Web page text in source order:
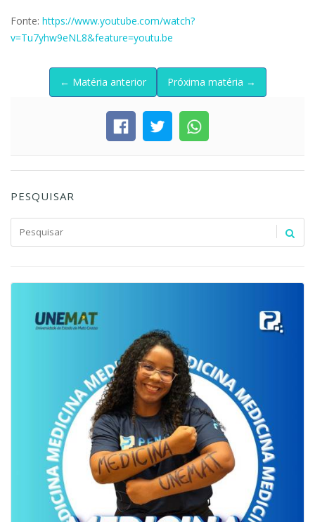
Fonte: https://www.youtube.com/watch?
v=Tu7yhw9eNL8&feature=youtu.be
← Matéria anterior Próxima matéria →
PESQUISAR